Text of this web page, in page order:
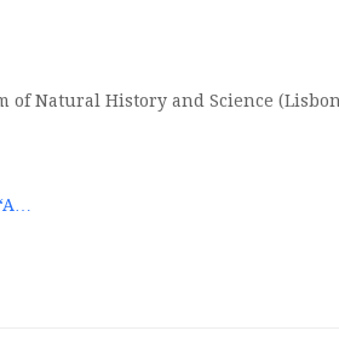
of Natural History and Science